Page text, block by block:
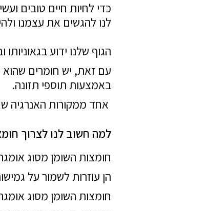
כדי לחיות חיים טובים
לנו להגשים את עצמנו
הגוף שלנו ידוע
עם זאת, יש חומרים שהוא
באמצעות תוספי תזונה.
אחד ממקורות האנרגיה
למה חשוב לנו לצרוך
חומצות השומן מסוג אומגה 3 הן מאוד חיוניות לתפקוד התקין של התאים
הן עוזרות לשמור על
חומצות השומן מסוג אומגה 3 שומרות על התפקוד של תאי המוח, תאי הלב, וכמובן גם תאי